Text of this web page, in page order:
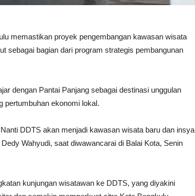
memastikan proyek pengembangan kawasan wisata
sebagai bagian dari program strategis pembangunan
dengan Pantai Panjang sebagai destinasi unggulan
pertumbuhan ekonomi lokal.
DDTS akan menjadi kawasan wisata baru dan insya
Wahyudi, saat diwawancarai di Balai Kota, Senin
kunjungan wisatawan ke DDTS, yang diyakini